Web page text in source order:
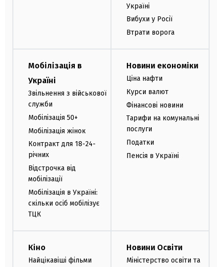
Україні
Вибухи у Росії
Втрати ворога
Мобілізація в
Україні
Звільнення з військової
служби
Мобілізація 50+
Мобілізація жінок
Контракт для 18-24-
річних
Відстрочка від
мобілізації
Мобілізація в Україні:
скільки осіб мобілізує
ТЦК
Новини економіки
Ціна нафти
Курси валют
Фінансові новини
Тарифи на комунальні
послуги
Податки
Пенсія в Україні
Кіно
Найцікавіші фільми
Новини Освіти
Міністерство освіти та